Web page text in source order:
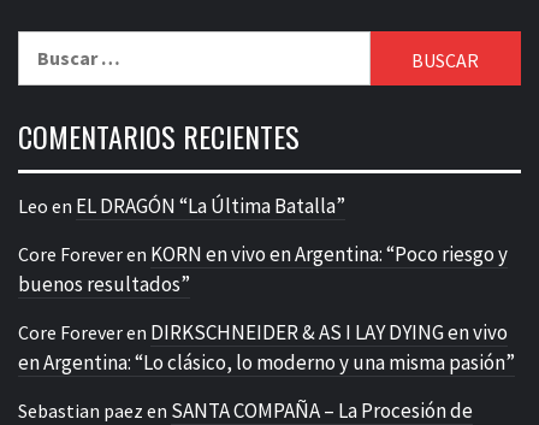
COMENTARIOS RECIENTES
Leo en EL DRAGÓN “La Última Batalla”
Core Foreveren KORN en vivo en Argentina: “Poco riesgo y
buenos resultados”
Core Foreveren DIRKSCHNEIDER & AS I LAY DYING en vivo
en Argentina: “Lo clásico, lo moderno y una misma pasión”
Sebastian paez en SANTA COMPAÑA – La Procesión de